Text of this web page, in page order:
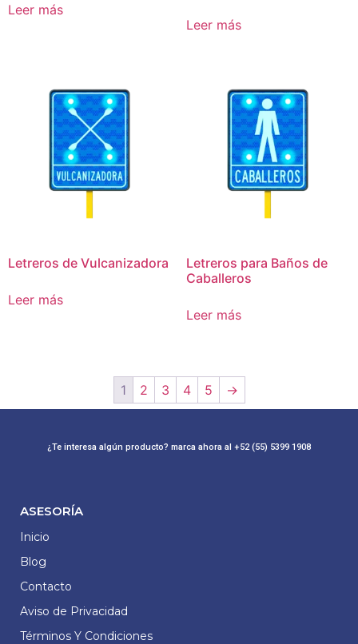
Leer más
Leer más
Letreros de Vulcanizadora
Leer más
Letreros para Baños de
Caballeros
Leer más
1 2 3 4 5 →
¿Te interesa algún producto? marca ahora al +52 (55) 5399 1908
ASESORÍA
Inicio
Blog
Contacto
Aviso de Privacidad
Términos Y Condiciones